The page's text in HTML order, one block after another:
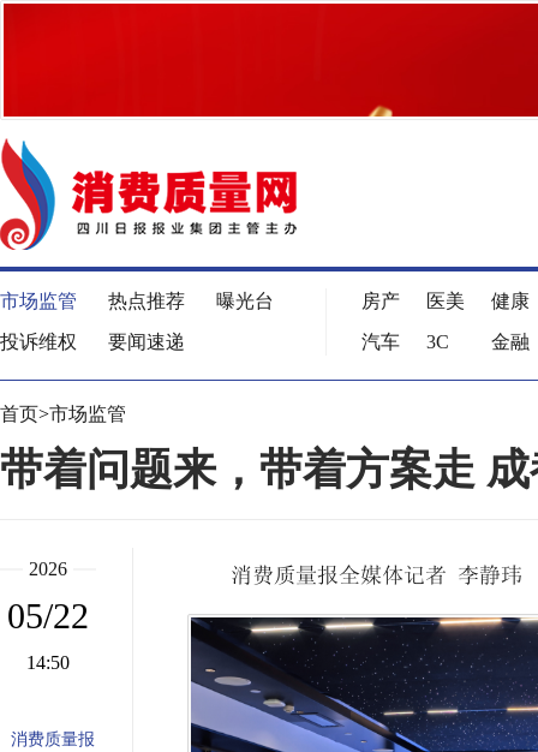
市场监管 热点推荐
曝光台
投诉维权
要闻速递
房产 医美
健康
汽车
3C 金融
首页>市场监管
带着问题来，带着方案走
2026
05/22
14:50
消费质量报
消费质量报全媒体记者 李静玮